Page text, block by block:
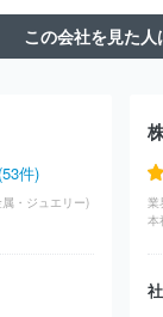
社ベイクルーズ
銀座ヨシノヤ
株
西川株式会社
株
アズノゥアズ
サービス
ク
伊豆義株式会
レンティノジャパ
この会社を見た
件)
・ジュエリー) 業
本